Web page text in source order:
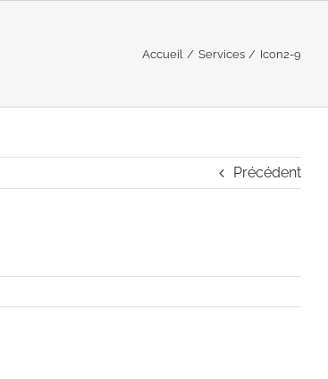
Accueil Services Icon2-9
Précédent